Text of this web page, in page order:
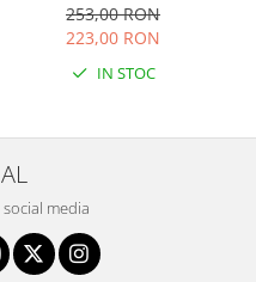
253,00 RON
223,00 RON
IN STOC
media